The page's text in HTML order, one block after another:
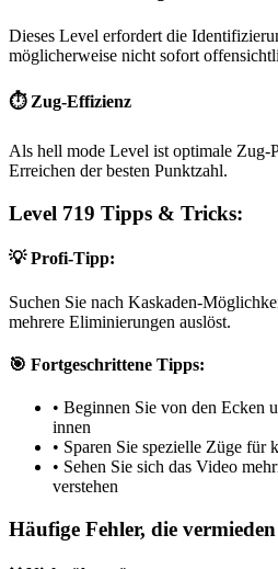
Dieses Level erfordert die
möglicherweise nicht sofort
⏱️ Zug-Effizienz
Als hell mode Level ist optimale Zug-
Erreichen der besten Punktzahl.
Level 719 Tipps & Tricks:
💡 Profi-Tipp:
Suchen Sie nach Kaskaden-
mehrere Eliminierungen auslöst.
🎯 Fortgeschrittene Tipps:
• Beginnen Sie von den Ecken
innen
• Sparen Sie spezielle Züge für
• Sehen Sie sich das Video
verstehen
Häufige Fehler, die